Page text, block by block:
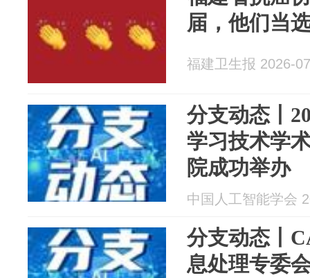
届，他们当
福建卫生报 2026-
分支动态丨
学习技术学
院成功举办
中国人工智能学会
分支动态丨
息处理专委